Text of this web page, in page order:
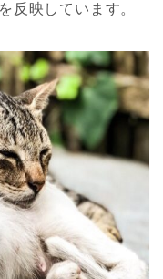
反映しています。